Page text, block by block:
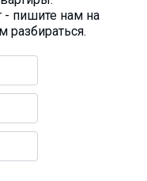
- пишите нам на
разбираться.